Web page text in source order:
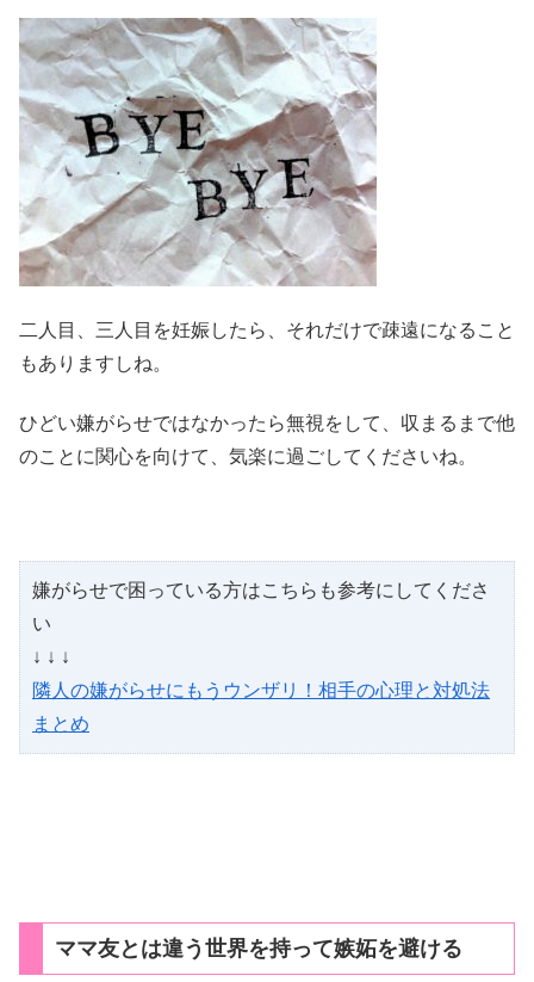
二人目、三人目を妊娠したら、それだけで疎遠になること
もありますしね。
ひどい嫌がらせではなかったら無視をして、収まるまで他
のことに関心を向けて、気楽に過ごしてくださいね。
嫌がらせで困っている方はこちらも参考にしてくださ
い
↓ ↓ ↓
隣人の嫌がらせにもうウンザリ！相手の心理と対処法
まとめ
ママ友とは違う世界を持って嫉妬を避ける